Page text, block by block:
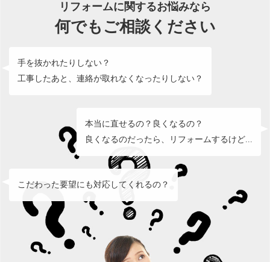
リフォームに関するお悩みなら
何でもご相談ください
手を抜かれたりしない？
工事したあと、連絡が取れなくなったりしない？
本当に直せるの？良くなるの？
良くなるのだったら、リフォームするけど...
こだわった要望にも対応してくれるの？